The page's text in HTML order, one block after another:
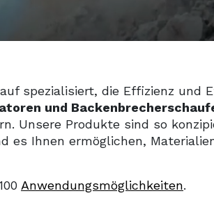
spezialisiert, die Effizienz und
und
Unsere Produkte sind so
es Ihnen ermöglichen,
Anwendungsmöglichkeiten.